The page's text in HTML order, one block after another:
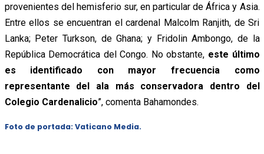
provenientes del hemisferio sur, en particular de África y Asia.
Entre ellos se encuentran el cardenal Malcolm Ranjith, de Sri
Lanka; Peter Turkson, de Ghana; y Fridolin Ambongo, de la
República Democrática del Congo. No obstante, este último
es identificado con mayor frecuencia como
representante del ala más conservadora dentro del
Colegio Cardenalicio”, comenta Bahamondes.
Foto de portada: Vaticano Media.